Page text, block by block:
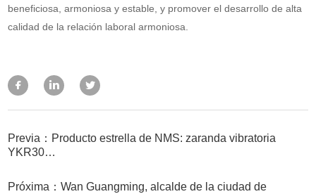
beneficiosa, armoniosa y estable, y promover el desarrollo de alta
calidad de la relación laboral armoniosa.
Previa：Producto estrella de NMS: zaranda vibratoria
YKR30…
Próxima：Wan Guangming, alcalde de la ciudad de